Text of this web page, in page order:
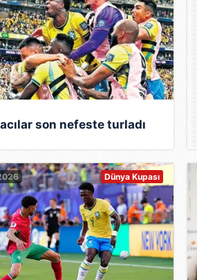
son nefeste turladı
Dünya Kupası